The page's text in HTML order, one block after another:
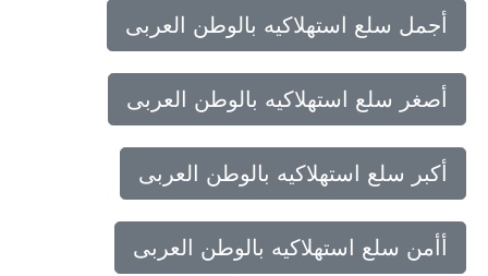
أجمل سلع استهلاكيه بالوطن العربى
أصغر سلع استهلاكيه بالوطن العربى
أكبر سلع استهلاكيه بالوطن العربى
أأمن سلع استهلاكيه بالوطن العربى